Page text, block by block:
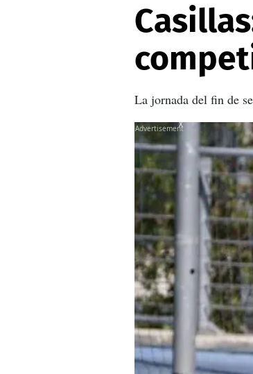
La jornada del fin de
X